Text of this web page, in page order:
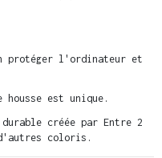
protéger l'ordinateur et
est unique.
créée par Entre 2
coloris.